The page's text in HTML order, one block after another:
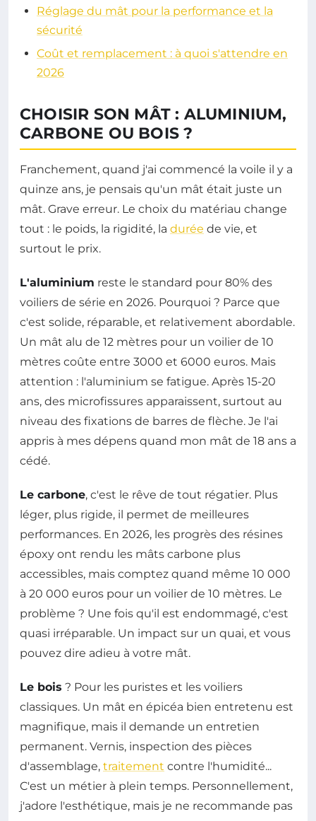
Réglage du mât pour la performance et la
sécurité
Coût et remplacement : à quoi s'attendre en
2026
CHOISIR SON MÂT : ALUMINIUM,
CARBONE OU BOIS ?
Franchement, quand j'ai commencé la voile il y a
quinze ans, je pensais qu'un mât était juste un
mât. Grave erreur. Le choix du matériau change
tout : le poids, la rigidité, la durée de vie, et
surtout le prix.
L'aluminium reste le standard pour 80% des
voiliers de série en 2026. Pourquoi ? Parce que
c'est solide, réparable, et relativement abordable.
Un mât alu de 12 mètres pour un voilier de 10
mètres coûte entre 3000 et 6000 euros. Mais
attention : l'aluminium se fatigue. Après 15-20
ans, des microfissures apparaissent, surtout au
niveau des fixations de barres de flèche. Je l'ai
appris à mes dépens quand mon mât de 18 ans a
cédé.
Le carbone, c'est le rêve de tout régatier. Plus
léger, plus rigide, il permet de meilleures
performances. En 2026, les progrès des résines
époxy ont rendu les mâts carbone plus
accessibles, mais comptez quand même 10 000
à 20 000 euros pour un voilier de 10 mètres. Le
problème ? Une fois qu'il est endommagé, c'est
quasi irréparable. Un impact sur un quai, et vous
pouvez dire adieu à votre mât.
Le bois ? Pour les puristes et les voiliers
classiques. Un mât en épicéa bien entretenu est
magnifique, mais il demande un entretien
permanent. Vernis, inspection des pièces
d'assemblage, traitement contre l'humidité...
C'est un métier à plein temps. Personnellement,
j'adore l'esthétique, mais je ne recommande pas